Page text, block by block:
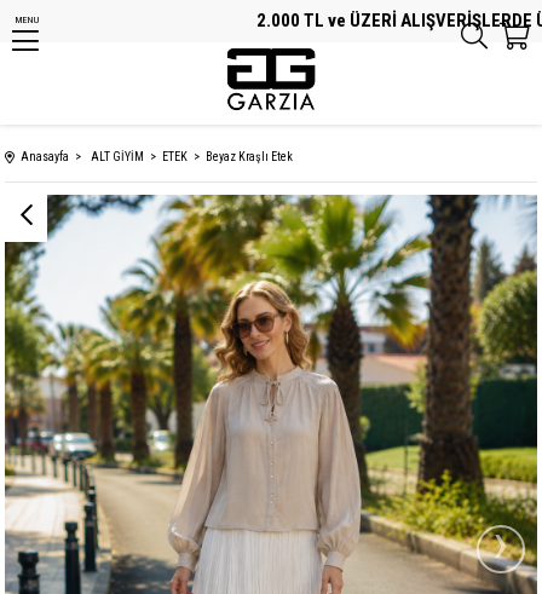
2.000 TL ve ÜZERİ ALIŞVERİŞLERDE
MENU
Anasayfa ALT GİYİM ETEK Beyaz Kraşlı Etek
›